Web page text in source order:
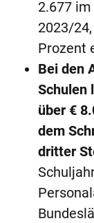
2.677
2023/
Prozent
Bei den
Schulen
über €
dem
dritter